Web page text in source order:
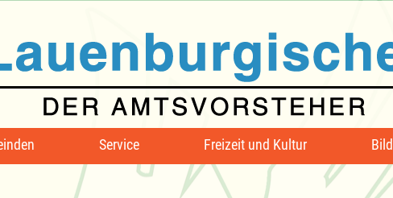
Service Freizeit und Kultur